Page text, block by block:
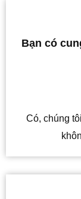
Bạn có
Có, chúng